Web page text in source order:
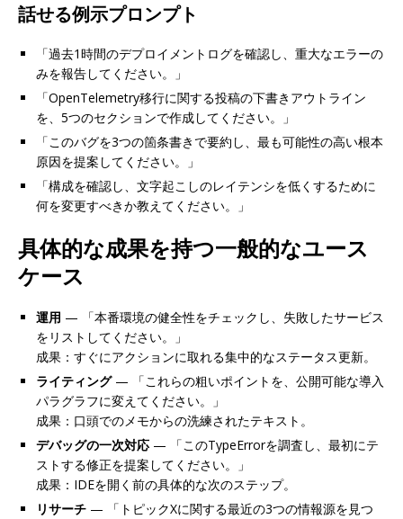
話せる例示プロンプト
「過去1時間のデプロイメントログを確認し、重大なエラーの
みを報告してください。」
「OpenTelemetry移行に関する投稿の下書きアウトライン
を、5つのセクションで作成してください。」
「このバグを3つの箇条書きで要約し、最も可能性の高い根本
原因を提案してください。」
「構成を確認し、文字起こしのレイテンシを低くするために
何を変更すべきか教えてください。」
具体的な成果を持つ一般的なユース
ケース
運用 — 「本番環境の健全性をチェックし、失敗したサービス
をリストしてください。」
成果：すぐにアクションに取れる集中的なステータス更新。
ライティング— 「これらの粗いポイントを、公開可能な導入
パラグラフに変えてください。」
成果：口頭でのメモからの洗練されたテキスト。
デバッグの一次対応 — 「このTypeErrorを調査し、最初にテ
ストする修正を提案してください。」
成果：IDEを開く前の具体的な次のステップ。
リサーチ — 「トピックXに関する最近の3つの情報源を見つ